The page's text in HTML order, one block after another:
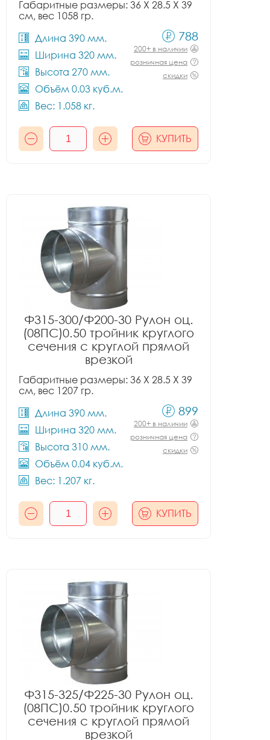
Габаритные размеры: 36 X 28.5 X 39
см, вес 1058 гр.
Длина 390 мм.
Ширина 320 мм.
Высота 270 мм.
Объём 0.03 куб.м.
Вес: 1.058 кг.
788
200+ в наличии
розничная цена
скидки
КУПИТЬ
Ф315-300/Ф200-30 Рулон оц.
(08ПС)0.50 тройник круглого
сечения с круглой прямой
врезкой
Габаритные размеры: 36 X 28.5 X 39
см, вес 1207 гр.
Длина 390 мм.
Ширина 320 мм.
Высота 310 мм.
Объём 0.04 куб.м.
Вес: 1.207 кг.
899
200+ в наличии
розничная цена
скидки
КУПИТЬ
Ф315-325/Ф225-30 Рулон оц.
(08ПС)0.50 тройник круглого
сечения с круглой прямой
врезкой